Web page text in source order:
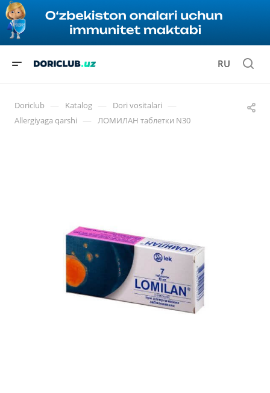
RU
Doriclub — Katalog — Dori vositalari —
Allergiyaga qarshi — ЛОМИЛАН таблетки N30